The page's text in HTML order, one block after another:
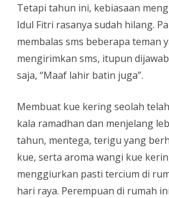
Tetapi tahun ini, kebiasaan
Idul Fitri rasanya sudah hilang.
membalas sms beberapa teman
mengirimkan sms, itupun
saja, “Maaf lahir batin juga”.
Membuat kue kering seolah
kala ramadhan dan menjelang
tahun, mentega, terigu yang
kue, serta aroma wangi kue
menggiurkan pasti tercium di
hari raya. Perempuan di rumah